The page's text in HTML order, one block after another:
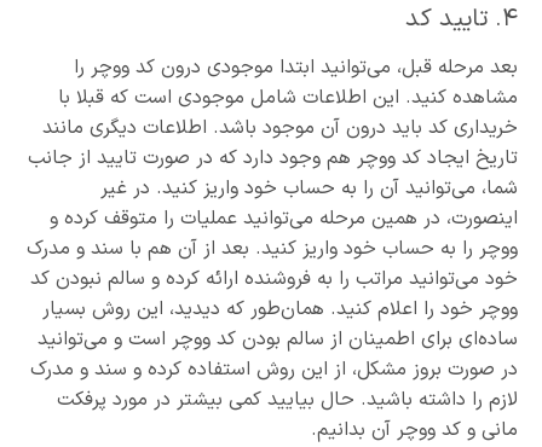
۴. تایید کد
بعد مرحله قبل، می‌توانید ابتدا موجودی درون کد ووچر را
مشاهده کنید. این اطلاعات شامل موجودی است که قبلا با
خریداری کد باید درون آن موجود باشد. اطلاعات دیگری مانند
تاریخ ایجاد کد ووچر هم وجود دارد که در صورت تایید از جانب
شما، می‌توانید آن را به حساب خود واریز کنید. در غیر
اینصورت، در همین مرحله می‌توانید عملیات را متوقف کرده و
ووچر را به حساب خود واریز کنید. بعد از آن هم با سند و مدرک
خود می‌توانید مراتب را به فروشنده ارائه کرده و سالم نبودن کد
ووچر خود را اعلام کنید. همان‌طور که دیدید، این روش بسیار
ساده‌ای برای اطمینان از سالم بودن کد ووچر است و می‌توانید
در صورت بروز مشکل، از این روش استفاده کرده و سند و مدرک
لازم را داشته باشید. حال بیایید کمی بیشتر در مورد پرفکت
مانی و کد ووچر آن بدانیم.